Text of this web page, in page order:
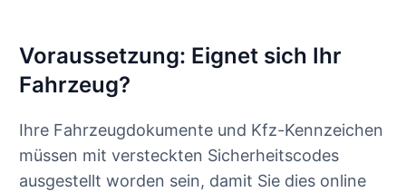
Voraussetzung: Eignet sich Ihr
Fahrzeug?
Ihre Fahrzeugdokumente und Kfz-Kennzeichen
müssen mit versteckten Sicherheitscodes
ausgestellt worden sein, damit Sie dies online